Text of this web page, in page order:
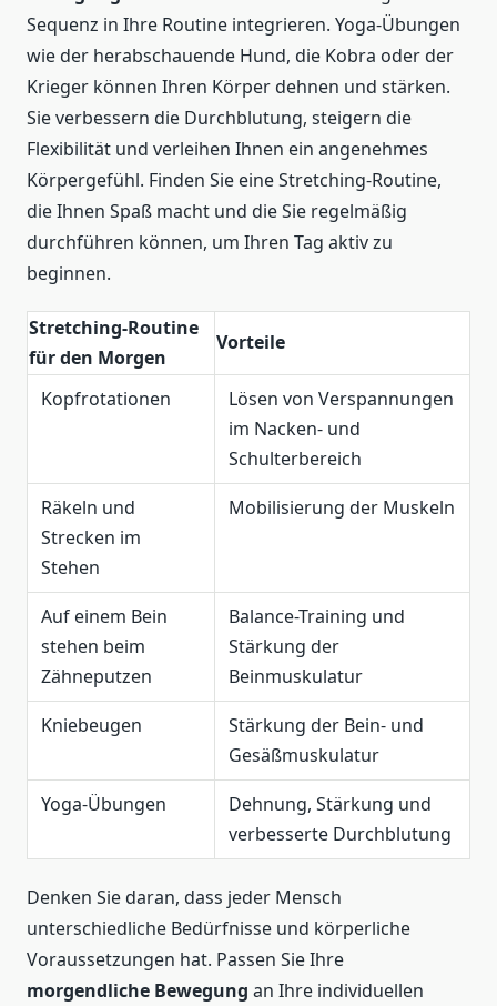
Sequenz in Ihre Routine integrieren. Yoga-Übungen
wie der herabschauende Hund, die Kobra oder der
Krieger können Ihren Körper dehnen und stärken.
Sie verbessern die Durchblutung, steigern die
Flexibilität und verleihen Ihnen ein angenehmes
Körpergefühl. Finden Sie eine Stretching-Routine,
die Ihnen Spaß macht und die Sie regelmäßig
durchführen können, um Ihren Tag aktiv zu
beginnen.
Stretching-Routine
für den Morgen
Vorteile
Kopfrotationen
Lösen von Verspannungen
im Nacken- und
Schulterbereich
Räkeln und
Strecken im
Stehen
Mobilisierung der Muskeln
Auf einem Bein
stehen beim
Zähneputzen
Balance-Training und
Stärkung der
Beinmuskulatur
Kniebeugen
Stärkung der Bein- und
Gesäßmuskulatur
Yoga-Übungen
Dehnung, Stärkung und
verbesserte Durchblutung
Denken Sie daran, dass jeder Mensch
unterschiedliche Bedürfnisse und körperliche
Voraussetzungen hat. Passen Sie Ihre
morgendliche Bewegung an Ihre individuellen